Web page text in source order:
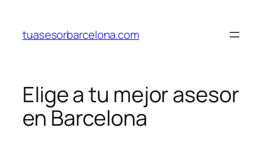
contenido
tuasesorbarcelona.com
Elige a tu mejor asesor
en Barcelona